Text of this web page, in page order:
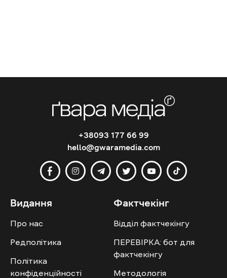
+38093 177 66 99
hello@gwaramedia.com
Видання
Про нас
Редполітика
Політика
конфіденційності
Фактчекінг
Відділ фактчекінгу
ПЕРЕВІРКА: бот для
фактчекінгу
Методологія